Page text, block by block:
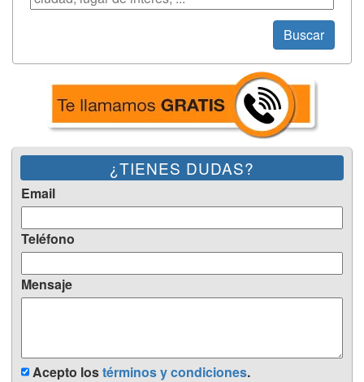
Buscar
¿TIENES DUDAS?
Email
Teléfono
Mensaje
Acepto lostérminos y condiciones.